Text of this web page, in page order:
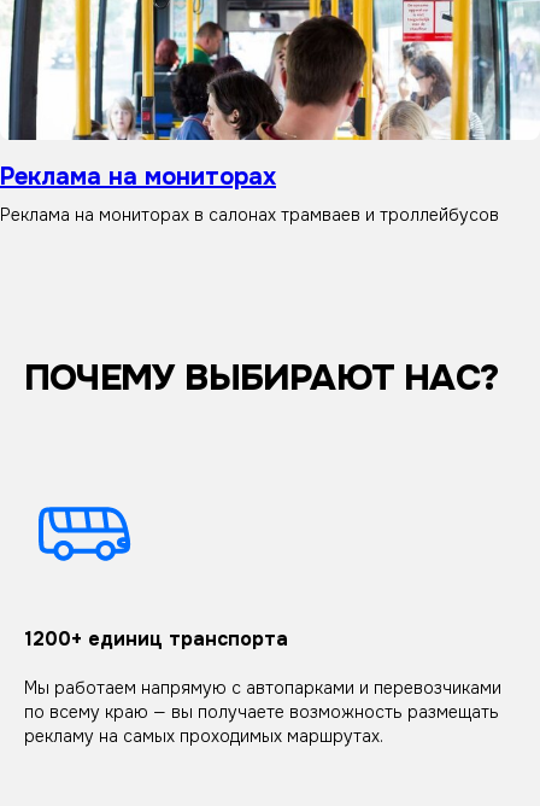
Реклама на мониторах
Реклама на мониторах в салонах трамваев и троллейбусов
ПОЧЕМУ ВЫБИРАЮТ НАС?
1200+ единиц транспорта
Мы работаем напрямую с автопарками и перевозчиками
по всему краю — вы получаете возможность размещать
рекламу на самых проходимых маршрутах.